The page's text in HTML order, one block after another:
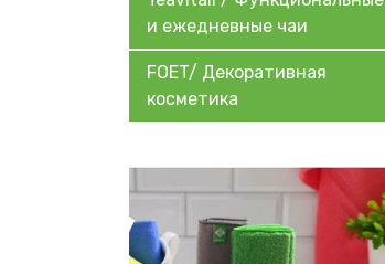
и ежедневные чаи
FOET/ Декоративная
косметика